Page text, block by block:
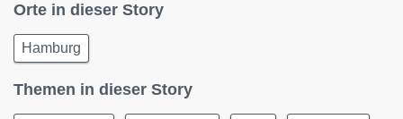
Orte in dieser Story
Hamburg
Themen in dieser Story